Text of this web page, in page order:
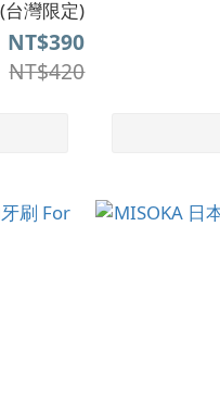
(台灣限定)
NT$390
NT$420